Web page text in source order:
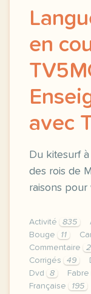
en
avec
Du kitesurf
des rois de
raisons pour
Activité 835
Bouge
11
Commentaire
Corrigés
49
Dvd
8 Fabre
Française
195